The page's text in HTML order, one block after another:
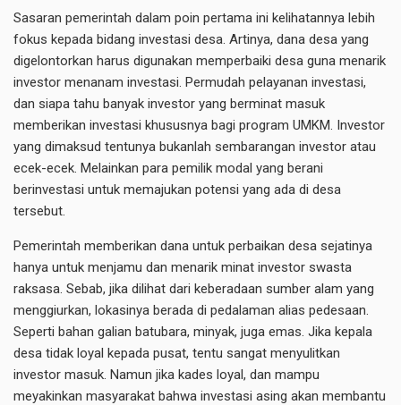
Sasaran pemerintah dalam poin pertama ini kelihatannya lebih
fokus kepada bidang investasi desa. Artinya, dana desa yang
digelontorkan harus digunakan memperbaiki desa guna menarik
investor menanam investasi. Permudah pelayanan investasi,
dan siapa tahu banyak investor yang berminat masuk
memberikan investasi khususnya bagi program UMKM. Investor
yang dimaksud tentunya bukanlah sembarangan investor atau
ecek-ecek. Melainkan para pemilik modal yang berani
berinvestasi untuk memajukan potensi yang ada di desa
tersebut.
Pemerintah memberikan dana untuk perbaikan desa sejatinya
hanya untuk menjamu dan menarik minat investor swasta
raksasa. Sebab, jika dilihat dari keberadaan sumber alam yang
menggiurkan, lokasinya berada di pedalaman alias pedesaan.
Seperti bahan galian batubara, minyak, juga emas. Jika kepala
desa tidak loyal kepada pusat, tentu sangat menyulitkan
investor masuk. Namun jika kades loyal, dan mampu
meyakinkan masyarakat bahwa investasi asing akan membantu